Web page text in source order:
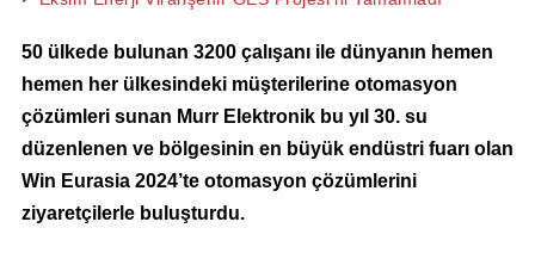
50 ülkede bulunan 3200 çalışanı ile dünyanın hemen
hemen her ülkesindeki müşterilerine otomasyon
çözümleri sunan Murr Elektronik bu yıl 30. su
düzenlenen ve bölgesinin en büyük endüstri fuarı olan
Win Eurasia 2024’te otomasyon çözümlerini
ziyaretçilerle buluşturdu.